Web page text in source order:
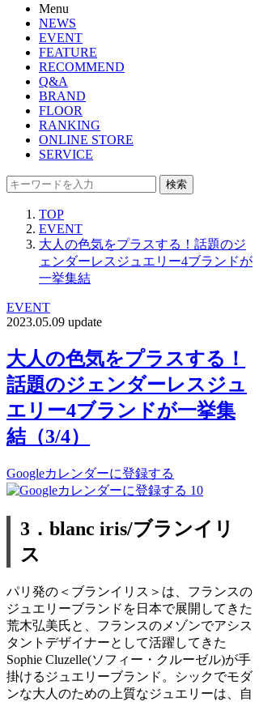
Menu
NEWS
EVENT
FEATURE
RECOMMEND
Q&A
BRAND
FLOOR
RANKING
ONLINE STORE
SERVICE
検索
TOP
EVENT
大人の色気をプラスする！話題のジ
ェンダーレスジュエリー4ブランドが
一挙集結
EVENT
2023.05.09 update
大人の色気をプラスする！
話題のジェンダーレスジュ
エリー4ブランドが一挙集
結（3/4）
Googleカレンダーに登録する
10
3．blanc iris/ブランイリ
ス
パリ発の＜ブランイリス＞は、フランスの
ジュエリーブランドを日本で展開してきた
荒木弘美氏と、フランスのメゾンでアシス
タントデザイナーとして活躍してきた
Sophie Cluzelle(ソフィー・クルーゼル)が手
掛けるジュエリーブランド。シックでモダ
ンな大人のための上質なジュエリーは、自